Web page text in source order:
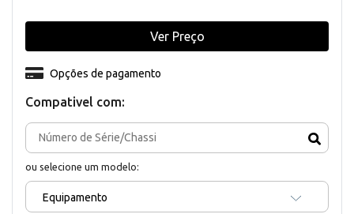
Compativel com:
ou selecione um modelo:
Equipamento
Opções de pagamento
Ver Preço